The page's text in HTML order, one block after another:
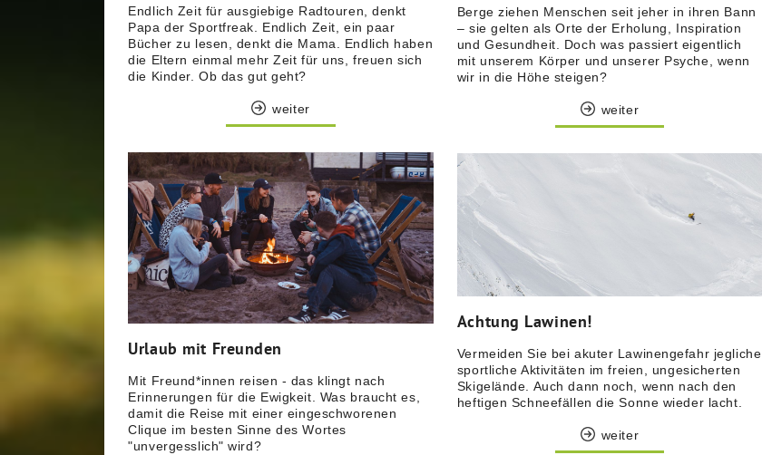
Endlich Zeit für ausgiebige Radtouren, denkt
Papa der Sportfreak. Endlich Zeit, ein paar
Bücher zu lesen, denkt die Mama. Endlich haben
die Eltern einmal mehr Zeit für uns, freuen sich
die Kinder. Ob das gut geht?
weiter
Urlaub mit Freunden
Mit Freund*innen reisen - das klingt nach
Erinnerungen für die Ewigkeit. Was braucht es,
damit die Reise mit einer eingeschworenen
Clique im besten Sinne des Wortes
"unvergesslich" wird?
Berge ziehen Menschen seit jeher in ihren Bann
– sie gelten als Orte der Erholung, Inspiration
und Gesundheit. Doch was passiert eigentlich
mit unserem Körper und unserer Psyche, wenn
wir in die Höhe steigen?
weiter
Achtung Lawinen!
Vermeiden Sie bei akuter Lawinengefahr jegliche
sportliche Aktivitäten im freien, ungesicherten
Skigelände. Auch dann noch, wenn nach den
heftigen Schneefällen die Sonne wieder lacht.
weiter